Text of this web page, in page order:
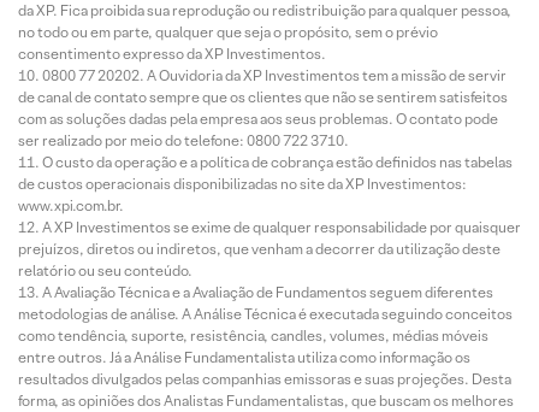
da XP. Fica proibida sua reprodução ou redistribuição para qualquer pessoa,
no todo ou em parte, qualquer que seja o propósito, sem o prévio
consentimento expresso da XP Investimentos.
0800 77 20202. A Ouvidoria da XP Investimentos tem a missão de servir
de canal de contato sempre que os clientes que não se sentirem satisfeitos
com as soluções dadas pela empresa aos seus problemas. O contato pode
ser realizado por meio do telefone: 0800 722 3710.
O custo da operação e a política de cobrança estão definidos nas tabelas
de custos operacionais disponibilizadas no site da XP Investimentos:
www.xpi.com.br.
A XP Investimentos se exime de qualquer responsabilidade por quaisquer
prejuízos, diretos ou indiretos, que venham a decorrer da utilização deste
relatório ou seu conteúdo.
A Avaliação Técnica e a Avaliação de Fundamentos seguem diferentes
metodologias de análise. A Análise Técnica é executada seguindo conceitos
como tendência, suporte, resistência, candles, volumes, médias móveis
entre outros. Já a Análise Fundamentalista utiliza como informação os
resultados divulgados pelas companhias emissoras e suas projeções. Desta
forma, as opiniões dos Analistas Fundamentalistas, que buscam os melhores